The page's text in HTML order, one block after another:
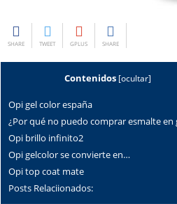
SHARE TWEET GPLUS SHARE
Contenidos [ocultar]
Opi gel color españa
¿por qué no puedo comprar esmalte en
opi brillo infinito2
opi gelcolor se convierte en…
opi top coat mate
Posts Relaciionados: